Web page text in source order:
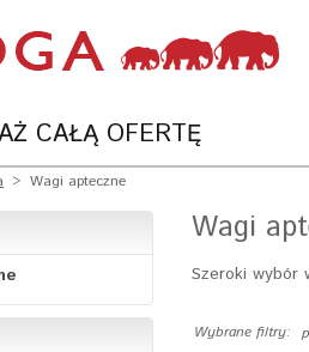
CAŁĄ OFERTĘ
> Wagi apteczne
Wagi
Szeroki wybór
Wybrane filtry: